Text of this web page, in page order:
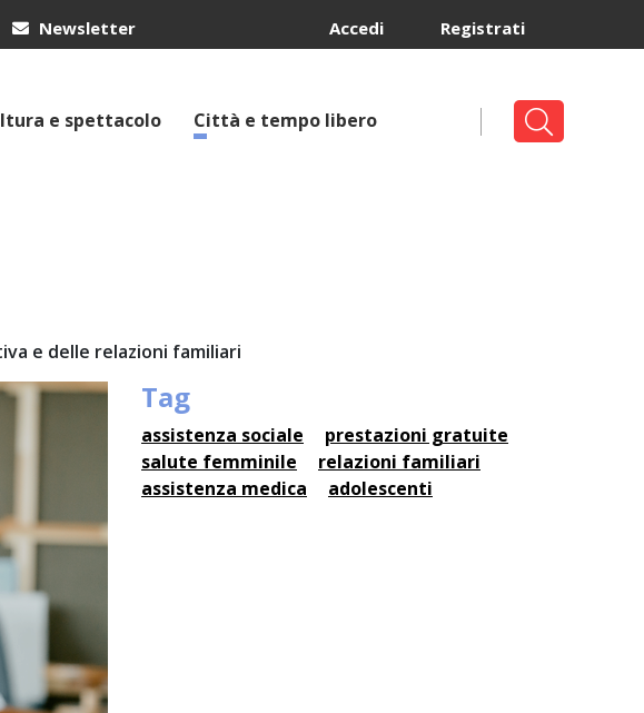
Newsletter Registrati
Accedi
e spettacolo Città e tempo libero
e delle relazioni familiari
Tag
assistenza sociale
prestazioni gratuite
salute femminile
relazioni familiari
assistenza medica
adolescenti